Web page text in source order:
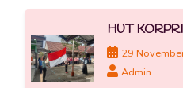
HUT KORPRI
29
Admin